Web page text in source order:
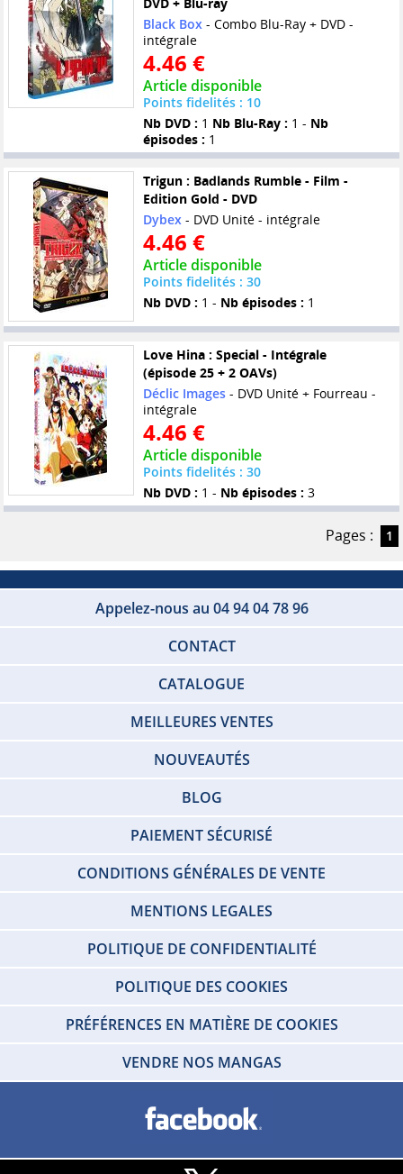
Black Box- Combo Blu-Ray + DVD -
intégrale
4.46 €
Article disponible
Points fidelités : 10
Nb DVD : 1 Nb Blu-Ray : 1 - Nb
épisodes : 1
Trigun : Badlands Rumble - Film -
Edition Gold - DVD
Dybex- DVD Unité - intégrale
4.46 €
Article disponible
Points fidelités : 30
Nb DVD : 1 - Nb épisodes : 1
Love Hina : Special - Intégrale
(épisode 25 + 2 OAVs)
Déclic Images- DVD Unité + Fourreau -
intégrale
4.46 €
Article disponible
Points fidelités : 30
Nb DVD : 1 - Nb épisodes : 3
Pages : 1
Appelez-nous au 04 94 04 78 96
CONTACT
CATALOGUE
MEILLEURES VENTES
NOUVEAUTÉS
BLOG
PAIEMENT SÉCURISÉ
CONDITIONS GÉNÉRALES DE VENTE
MENTIONS LEGALES
POLITIQUE DE CONFIDENTIALITÉ
POLITIQUE DES COOKIES
PRÉFÉRENCES EN MATIÈRE DE COOKIES
VENDRE NOS MANGAS